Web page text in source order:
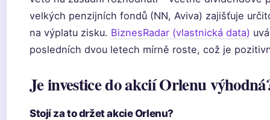
velkých penzijních fondů (NN, Aviva) zajišťuje
na výplatu zisku. BiznesRadar (vlastnická data)
posledních dvou letech mírně roste, což je
Je investice do akcií Orlenu
Stojí za to držet akcie Orlenu?